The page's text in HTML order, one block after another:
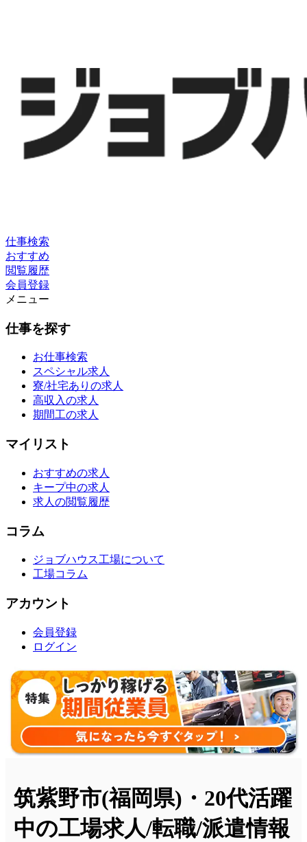
仕事検索
おすすめ
閲覧履歴
会員登録
メニュー
仕事を探す
お仕事検索
スペシャル求人
寮/社宅ありの求人
高収入の求人
期間工の求人
マイリスト
おすすめの求人
キープ中の求人
求人の閲覧履歴
コラム
ジョブハウス工場について
工場コラム
アカウント
会員登録
ログイン
筑紫野市(福岡県)・20代活躍
中の工場求人/転職/派遣情報